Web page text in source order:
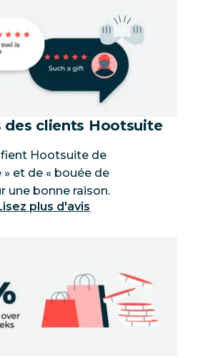
des clients Hootsuite
Hootsuite de
et de « bouée de
une bonne raison.
plus d'avis